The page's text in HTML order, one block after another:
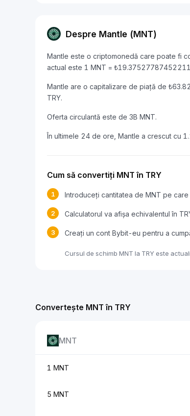
Despre Mantle (MNT)
Mantle este o criptomonedă care poate fi
actual este 1 MNT =
Mantle are o capitalizare de piață de
TRY.
Oferta circulantă este de 3B MNT.
În ultimele 24 de ore, Mantle a crescut cu
Cum să convertiți MNT în TRY
1 Introduceți cantitatea de MNT pe
2 Calculatorul va afișa echivalentul în
3 Creați un cont Bybit-eu pentru a
Cursul de schimb MNT la TRY este
Convertește MNT în TRY
MNT
1 MNT
5 MNT